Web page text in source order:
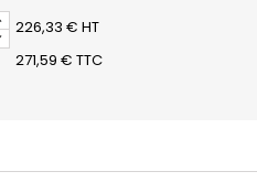
226,33 € HT
271,59 € TTC